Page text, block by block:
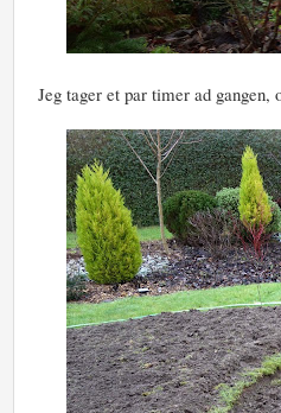
Jeg tager et par timer ad gangen,